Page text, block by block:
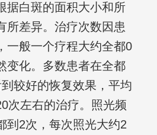
据白斑的面积大小和所
所差异。治疗次数因患
一般一个疗程大约全都0
变化。多数患者在全都
较好的恢复效果，平均
次左右的治疗。照光频
到2次，每次照光大约2